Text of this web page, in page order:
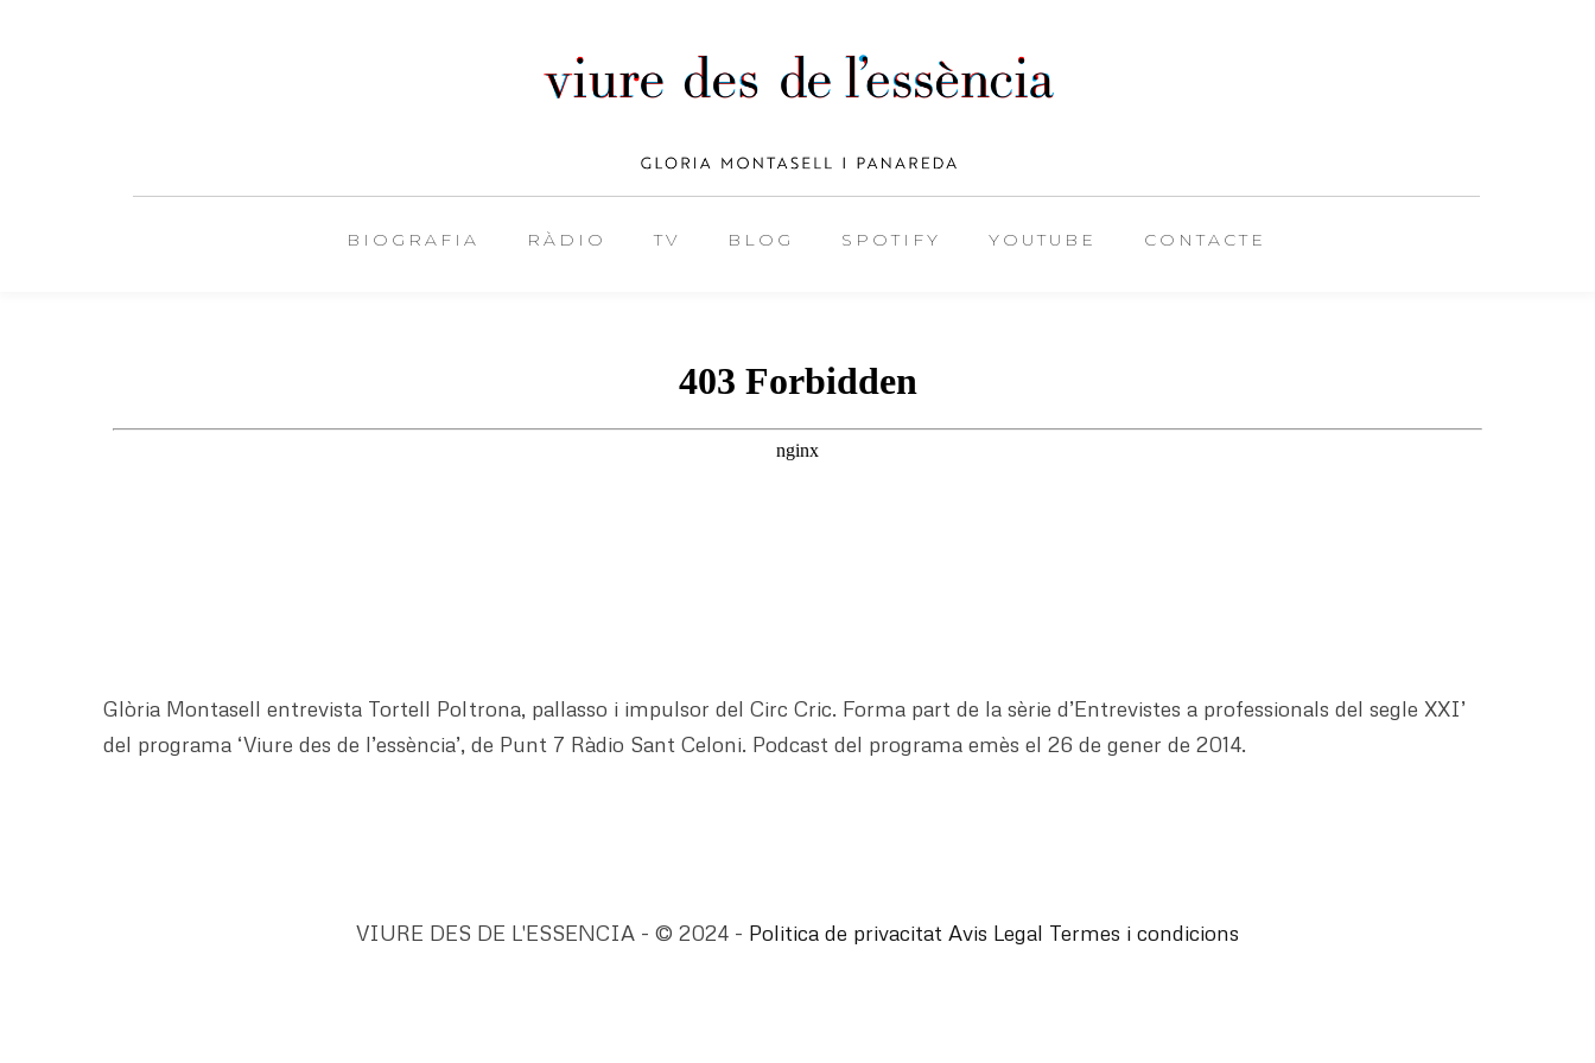
BIOGRAFIA RÀDIO TV BLOG SPOTIFY YOUTUBE CONTACTE
Glòria Montasell entrevista Tortell Poltrona, pallasso i impulsor del Circ Cric. Forma part de la sèrie d’Entrevistes a professionals del segle XXI’
del programa ‘Viure des de l’essència’, de Punt 7 Ràdio Sant Celoni. Podcast del programa emès el 26 de gener de 2014.
VIURE DES DE L'ESSENCIA - © 2024 - Politica de privacitat Avis Legal Termes i condicions